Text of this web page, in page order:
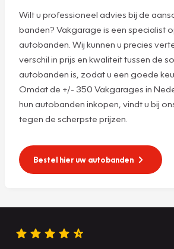
Wilt u professioneel advies bij de
banden? Vakgarage is een specialist
autobanden. Wij kunnen u precies
verschil in prijs en kwaliteit tussen de
autobanden is, zodat u een goede
Omdat de +/- 350 Vakgarages in
hun autobanden inkopen, vindt u bij
tegen de scherpste prijzen.
Bestel hier uw autobanden